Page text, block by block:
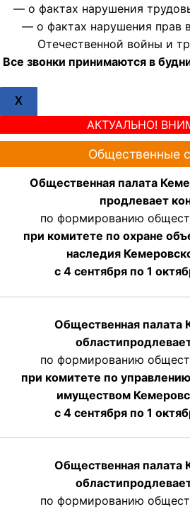
— о фактах нарушения
— о фактах нарушения прав
Отечественной войны и
Все звонки принимаются в
X
АКТУАЛЬНО!
Общественные
Общественная палата
продлевает
по формированию
при комитете по охране
наследия
с 4 сентября по 1
Общественная палата
области
по формированию
при комитете по
имуществом
с 4 сентября по 1
Общественная палата
области
по формированию